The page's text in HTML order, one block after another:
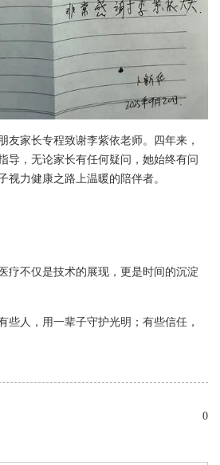
友家长专程致谢李紫依老师。四年来，
导，无论家长有任何疑问，她始终有问
视力健康之路上温暖的陪伴者。
疗不仅是技术的展现，更是时间的沉淀
人，用一辈子守护光明；有些信任，
0